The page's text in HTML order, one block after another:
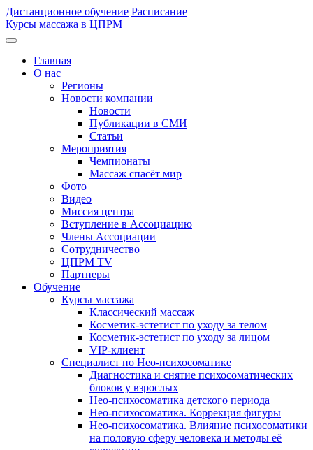
Дистанционное обучение Расписание
Курсы массажа в ЦПРМ
Главная
О нас
Регионы
Новости компании
Новости
Публикации в СМИ
Статьи
Мероприятия
Чемпионаты
Массаж спасёт мир
Фото
Видео
Миссия центра
Вступление в Ассоциацию
Члены Ассоциации
Сотрудничество
ЦПРМ TV
Партнеры
Oбучение
Курсы массажа
Классический массаж
Косметик-эстетист по уходу за телом
Косметик-эстетист по уходу за лицом
VIP-клиент
Специалист по Нео-психосоматике
Диагностика и снятие психосоматических
блоков у взрослых
Нео-психосоматика детского периода
Нео-психосоматика. Коррекция фигуры
Нео-психосоматика. Влияние психосоматики
на половую сферу человека и методы её